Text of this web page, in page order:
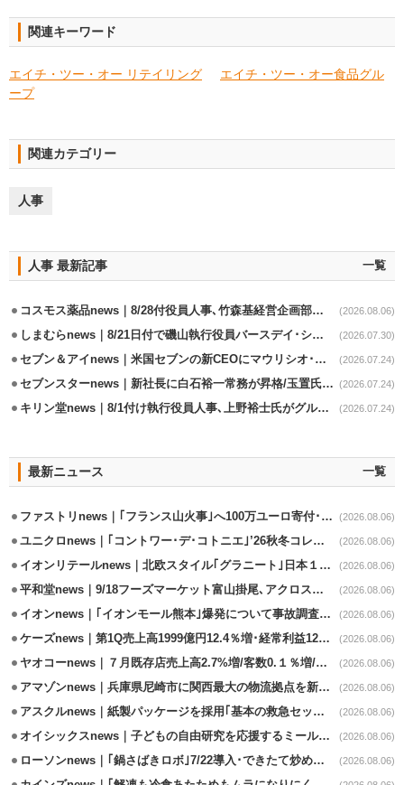
関連キーワード
エイチ・ツー・オー リテイリング
エイチ・ツー・オー食品グル
ープ
関連カテゴリー
人事
人事 最新記事 一覧
コスモス薬品news｜8/28付役員人事､竹森基経営企画部長が取締役昇格 (2026.08.06)
しまむらnews｜8/21日付で磯山執行役員バースデイ･シャンブル事業兼任 (2026.07.30)
セブン＆アイnews｜米国セブンの新CEOにマウリシオ･レイバ氏 (2026.07.24)
セブンスターnews｜新社長に白石裕一常務が昇格/玉置氏は会長専任 (2026.07.24)
キリン堂news｜8/1付け執行役員人事､上野裕士氏がグループ法務部長兼務 (2026.07.24)
最新ニュース 一覧
ファストリnews｜｢フランス山火事｣へ100万ユーロ寄付･衣料5万点も提供 (2026.08.06)
ユニクロnews｜｢コントワー･デ･コトニエ｣’26秋冬コレクション8/28発売 (2026.08.06)
イオンリテールnews｜北欧スタイル｢グラニート｣日本１号店を自由が丘に開業 (2026.08.06)
平和堂news｜9/18フーズマーケット富山掛尾､アクロスプラザ内に出店 (2026.08.06)
イオンnews｜｢イオンモール熊本｣爆発について事故調査委員会設置 (2026.08.06)
ケーズnews｜第1Q売上高1999億円12.4％増･経常利益125.0%増 (2026.08.06)
ヤオコーnews｜７月既存店売上高2.7%増/客数0.１％増/客単価2.6％増 (2026.08.06)
アマゾンnews｜兵庫県尼崎市に関西最大の物流拠点を新設・市内2拠点目 (2026.08.06)
アスクルnews｜紙製パッケージを採用｢基本の救急セット｣8/5発売 (2026.08.06)
オイシックスnews｜子どもの自由研究を応援するミールキット8/6発売 (2026.08.06)
ローソンnews｜｢鍋さばきロボ｣7/22導入･できたて炒めメニューを提供 (2026.08.06)